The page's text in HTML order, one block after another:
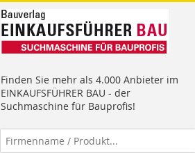
Finden Sie mehr als 4.000 Anbieter im
EINKAUFSFÜHRER BAU - der
Suchmaschine für Bauprofis!